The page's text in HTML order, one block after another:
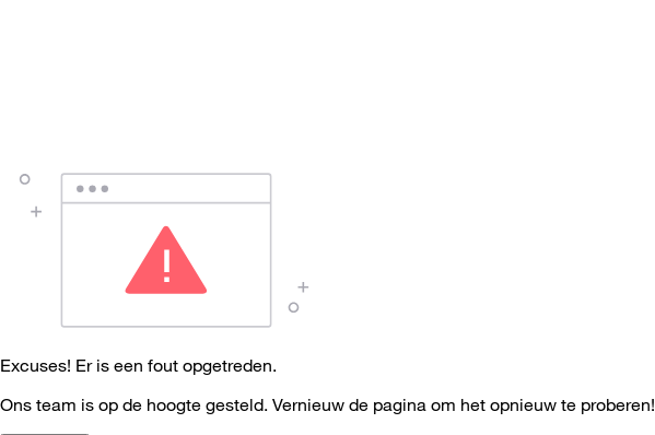
Excuses! Er is een fout opgetreden.
Ons team is op de hoogte gesteld. Vernieuw de pagina om het opnieuw te proberen!